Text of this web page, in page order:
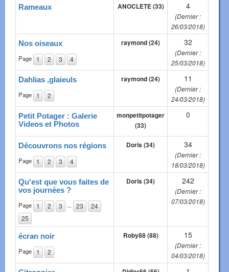
Rameaux ANOCLETE (33) 4
(Dernier :
26/03/2018)
Nos oiseaux
Page 1 2 3 4
raymond (24) 32
(Dernier :
25/03/2018)
Dahlias ,glaieuls
Page 1 2
raymond (24) 11
(Dernier :
24/03/2018)
Petit Potager : Galerie
Videos et Photos
monpetitpotager
(33)
0
Découvrons nos régions
Page 1 2 3 4
Doris (34) 34
(Dernier :
18/03/2018)
Qu'est que vous faites de
vos journées ?
Page 1 2 3 ... 23
24
25
Doris (34) 242
(Dernier :
07/03/2018)
écran noir
Page 1 2
Roby88 (88) 15
(Dernier :
04/03/2018)